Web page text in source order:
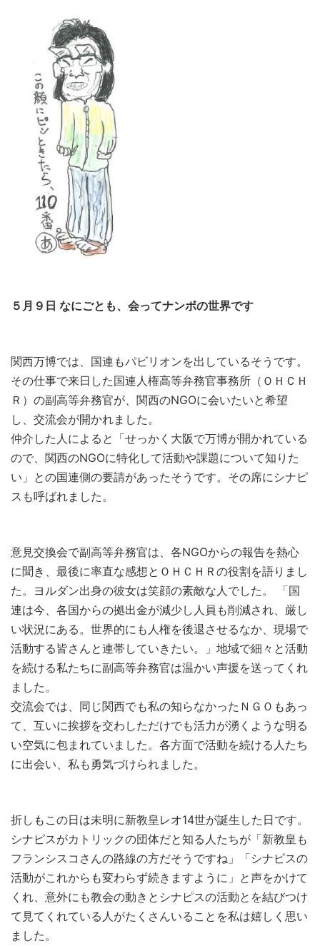
５月９日 なにごとも、会ってナンボの世界です
関西万博では、国連もパビリオンを出しているそうです。
その仕事で来日した国連人権高等弁務官事務所（ＯＨＣＨ
Ｒ）の副高等弁務官が、関西のNGOに会いたいと希望
し、交流会が開かれました。
仲介した人によると「せっかく大阪で万博が開かれている
ので、関西のNGOに特化して活動や課題について知りた
い」との国連側の要請があったそうです。その席にシナピ
スも呼ばれました。
意見交換会で副高等弁務官は、各NGOからの報告を熱心
に聞き、最後に率直な感想とＯＨＣＨＲの役割を語りまし
た。ヨルダン出身の彼女は笑顔の素敵な人でした。 「国
連は今、各国からの拠出金が減少し人員も削減され、厳し
い状況にある。世界的にも人権を後退させるなか、現場で
活動する皆さんと連帯していきたい。」地域で細々と活動
を続ける私たちに副高等弁務官は温かい声援を送ってくれ
ました。
交流会では、同じ関西でも私の知らなかったＮＧＯもあっ
て、互いに挨拶を交わしただけでも活力が湧くような明る
い空気に包まれていました。各方面で活動を続ける人たち
に出会い、私も勇気づけられました。
折しもこの日は未明に新教皇レオ14世が誕生した日です。
シナピスがカトリックの団体だと知る人たちが「新教皇も
フランシスコさんの路線の方だそうですね」「シナピスの
活動がこれからも変わらず続きますように」と声をかけて
くれ、意外にも教会の動きとシナピスの活動とを結びつけ
て見てくれている人がたくさんいることを私は嬉しく思い
ました。